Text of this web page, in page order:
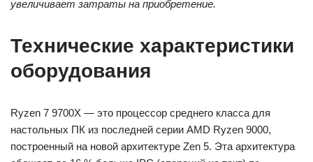
увеличивает затраты на приобретение.
Технические характеристики
оборудования
Ryzen 7 9700X — это процессор среднего класса для
настольных ПК из последней серии AMD Ryzen 9000,
построенный на новой архитектуре Zen 5. Эта архитектура